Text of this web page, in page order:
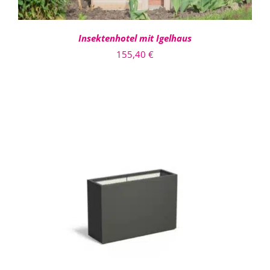
Insektenhotel mit Igelhaus
155,40 €
AUSFÜHRUNG WÄHLEN
PRODUKT
WEIST
MEHRERE